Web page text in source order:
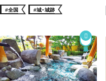
#全国 #城・城跡